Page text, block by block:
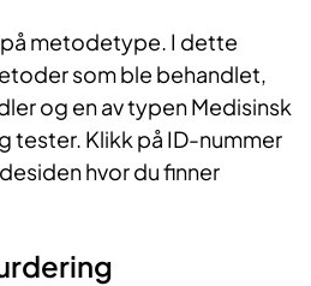
metodetype. I dette
som ble behandlet,
og en av typen Medisinsk
tester. Klikk på ID-nummer
hvor du finner